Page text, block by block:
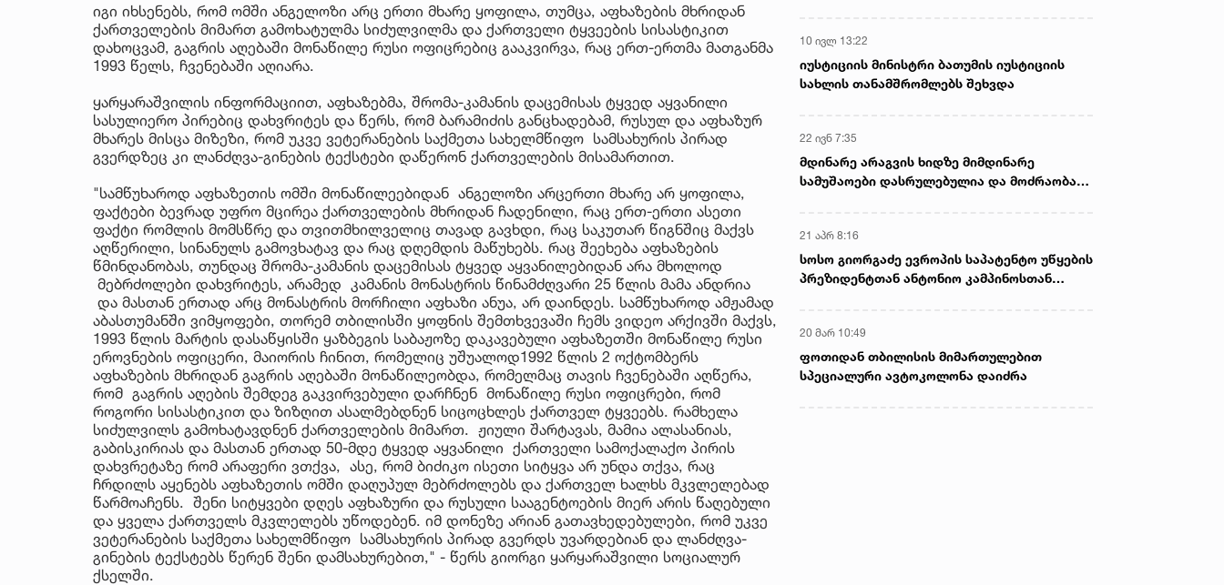
იგი იხსენებს, რომ ომში ანგელოზი არც ერთი მხარე ყოფილა, თუმცა, აფხაზების მხრიდან
ქართველების მიმართ გამოხატულმა სიძულვილმა და ქართველი ტყვეების სისასტიკით
დახოცვამ, გაგრის აღებაში მონაწილე რუსი ოფიცრებიც გააკვირვა, რაც ერთ-ერთმა მათგანმა
1993 წელს, ჩვენებაში აღიარა.
ყარყარაშვილის ინფორმაციით, აფხაზებმა, შრომა-კამანის დაცემისას ტყვედ აყვანილი
სასულიერო პირებიც დახვრიტეს და წერს, რომ ბარამიძის განცხადებამ, რუსულ და აფხაზურ
მხარეს მისცა მიზეზი, რომ უკვე ვეტერანების საქმეთა სახელმწიფო სამსახურის პირად
გვერდზეც კი ლანძღვა-გინების ტექსტები დაწერონ ქართველების მისამართით.
"სამწუხაროდ აფხაზეთის ომში მონაწილეებიდან ანგელოზი არცერთი მხარე არ ყოფილა,
ფაქტები ბევრად უფრო მცირეა ქართველების მხრიდან ჩადენილი, რაც ერთ-ერთი ასეთი
ფაქტი რომლის მომსწრე და თვითმხილველიც თავად გავხდი, რაც საკუთარ წიგნშიც მაქვს
აღწერილი, სინანულს გამოვხატავ და რაც დღემდის მაწუხებს. რაც შეეხება აფხაზების
წმინდანობას, თუნდაც შრომა-კამანის დაცემისას ტყვედ აყვანილებიდან არა მხოლოდ
მებრძოლები დახვრიტეს, არამედ კამანის მონასტრის წინამძღვარი 25 წლის მამა ანდრია
და მასთან ერთად არც მონასტრის მორჩილი აფხაზი ანუა, არ დაინდეს. სამწუხაროდ ამჟამად
აბასთუმანში ვიმყოფები, თორემ თბილისში ყოფნის შემთხვევაში ჩემს ვიდეო არქივში მაქვს,
1993 წლის მარტის დასაწყისში ყაზბეგის საბაჟოზე დაკავებული აფხაზეთში მონაწილე რუსი
ეროვნების ოფიცერი, მაიორის ჩინით, რომელიც უშუალოდ1992 წლის 2 ოქტომბერს
აფხაზების მხრიდან გაგრის აღებაში მონაწილეობდა, რომელმაც თავის ჩვენებაში აღწერა,
რომ გაგრის აღების შემდეგ გაკვირვებული დარჩნენ მონაწილე რუსი ოფიცრები, რომ
როგორი სისასტიკით და ზიზღით ასალმებდნენ სიცოცხლეს ქართველ ტყვეებს. რამხელა
სიძულვილს გამოხატავდნენ ქართველების მიმართ. ჟიული შარტავას, მამია ალასანიას,
გაბისკირიას და მასთან ერთად 50-მდე ტყვედ აყვანილი ქართველი სამოქალაქო პირის
დახვრეტაზე რომ არაფერი ვთქვა, ასე, რომ ბიძიკო ისეთი სიტყვა არ უნდა თქვა, რაც
ჩრდილს აყენებს აფხაზეთის ომში დაღუპულ მებრძოლებს და ქართველ ხალხს მკვლელებად
წარმოაჩენს. შენი სიტყვები დღეს აფხაზური და რუსული სააგენტოების მიერ არის წაღებული
და ყველა ქართველს მკვლელებს უწოდებენ. იმ დონეზე არიან გათავხედებულები, რომ უკვე
ვეტერანების საქმეთა სახელმწიფო სამსახურის პირად გვერდს უვარდებიან და ლანძღვა-
გინების ტექსტებს წერენ შენი დამსახურებით," - წერს გიორგი ყარყარაშვილი სოციალურ
ქსელში.
10 ივლ 13:22
იუსტიციის მინისტრი ბათუმის იუსტიციის
სახლის თანამშრომლებს შეხვდა
22 ივნ 7:35
მდინარე არაგვის ხიდზე მიმდინარე
სამუშაოები დასრულებულია და მოძრაობა
21 აპრ 8:16
სოსო გიორგაძე ევროპის საპატენტო უწყების
პრეზიდენტთან ანტონიო კამპინოსთან
20 მარ 10:49
ფოთიდან თბილისის მიმართულებით
სპეციალური ავტოკოლონა დაიძრა